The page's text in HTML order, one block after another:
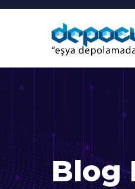
Blog